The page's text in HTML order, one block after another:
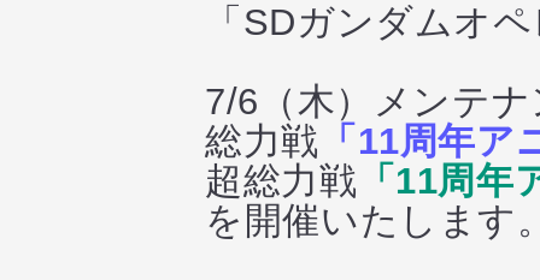
「SDガンダムオ
7/6（木）メンテ
総力戦 「11周年
超総力戦 「11周
を開催いたします